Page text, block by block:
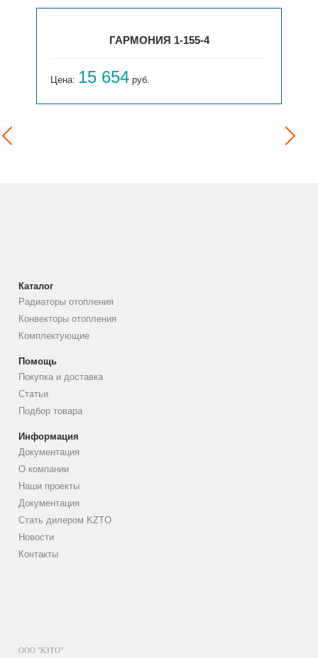
ГАРМОНИЯ 1-155-4
Цена: 15 654 руб.
Каталог
Радиаторы отопления
Конвекторы отопления
Комплектующие
Помощь
Покупка и доставка
Статьи
Подбор товара
Информация
Документация
О компании
Наши проекты
Документация
Стать дилером KZTO
Новости
Контакты
ООО "КЗТО"